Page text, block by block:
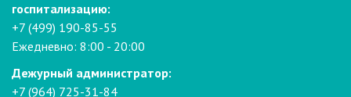
госпитализацию:
+7 (499) 190-85-55
Ежедневно: 8:00 - 20:00
Дежурный администратор:
+7 (964) 725-31-84